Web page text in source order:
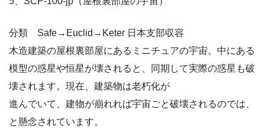
分類 Safe→Euclid→Keter 日本支部収容
木造建築の屋根裏部屋にあるミニチュアの宇宙。中にある
模型の惑星や恒星が壊されると、同期して実際の惑星も破
壊されます。現在、建築物は老朽化が
進んでいて、建物が崩れれば宇宙ごと破壊されるのでは、
と懸念されています。